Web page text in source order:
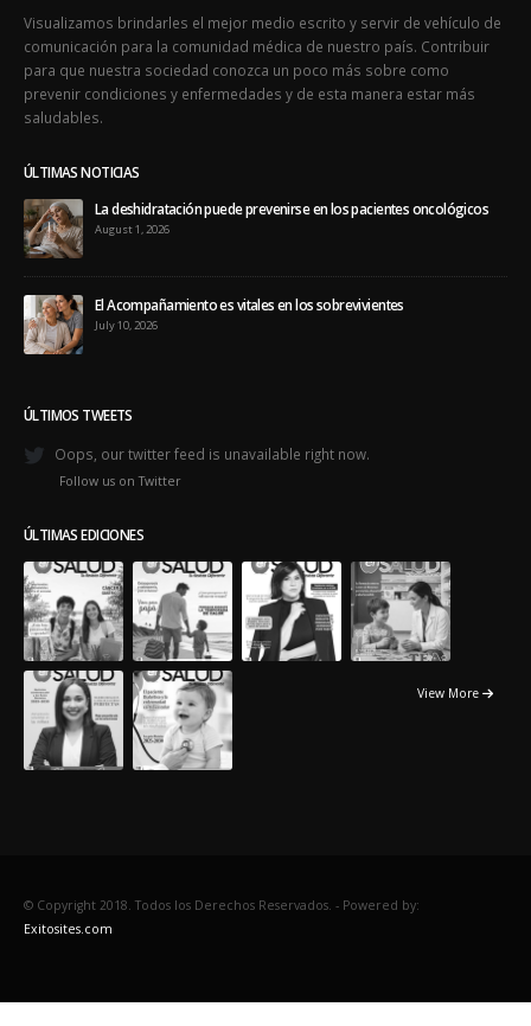
Visualizamos brindarles el mejor medio escrito y servir de vehículo de
comunicación para la comunidad médica de nuestro país. Contribuir
para que nuestra sociedad conozca un poco más sobre como
prevenir condiciones y enfermedades y de esta manera estar más
saludables.
ÚLTIMAS NOTICIAS
La deshidratación puede prevenirse en los pacientes oncológicos
August 1, 2026
El Acompañamiento es vitales en los sobrevivientes
July 10, 2026
ÚLTIMOS TWEETS
Oops, our twitter feed is unavailable right now.
Follow us on Twitter
ÚLTIMAS EDICIONES
View More
© Copyright 2018. Todos los Derechos Reservados. - Powered by:
Exitosites.com